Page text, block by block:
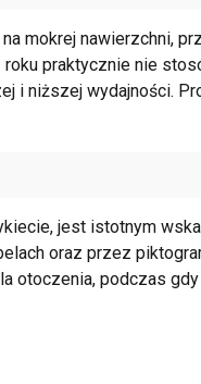
mokrej nawierzchni,
praktycznie nie
i niższej wydajności.
jest istotnym
oraz przez
otoczenia, podczas